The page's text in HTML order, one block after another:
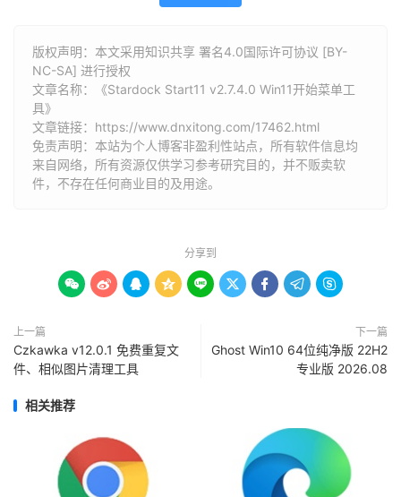
版权声明：本文采用知识共享 署名4.0国际许可协议 [BY-
NC-SA] 进行授权
文章名称：《Stardock Start11 v2.7.4.0 Win11开始菜单工
具》
文章链接： https://www.dnxitong.com/17462.html
免责声明：本站为个人博客非盈利性站点，所有软件信息均
来自网络，所有资源仅供学习参考研究目的，并不贩卖软
件，不存在任何商业目的及用途。
分享到
        
上一篇
Czkawka v12.0.1 免费重复文
件、相似图片清理工具
下一篇
Ghost Win10 64位纯净版 22H2
专业版 2026.08
相关推荐